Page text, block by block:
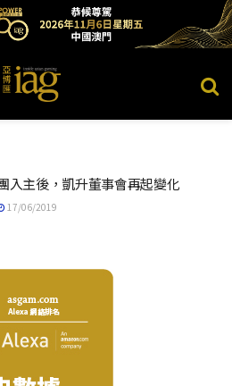
入主後，凱升董事會再起變化
17/06/2019